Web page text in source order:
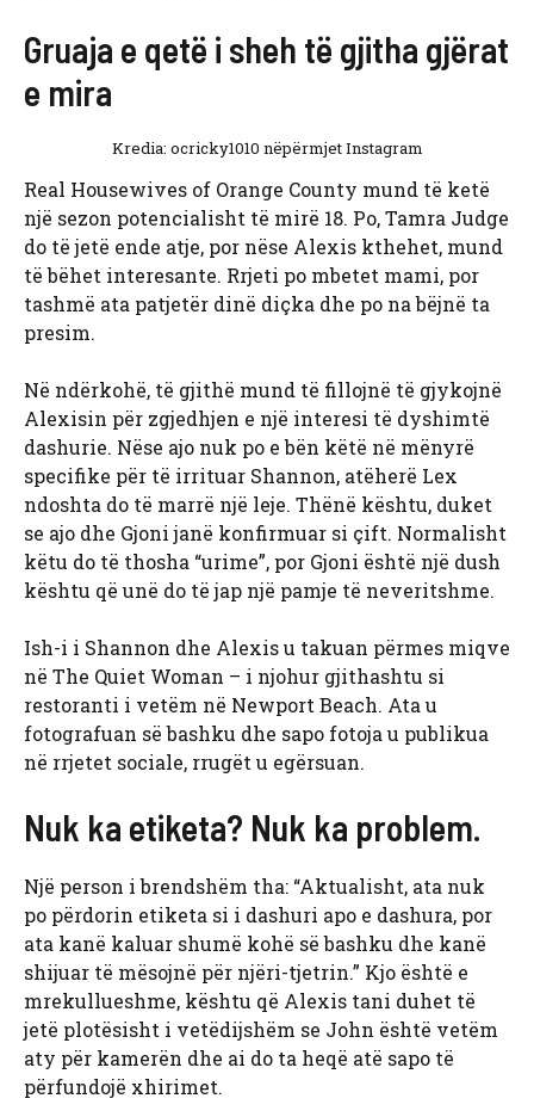
Gruaja e qetë i sheh të gjitha gjërat
e mira
Kredia: ocricky1010 nëpërmjet Instagram
Real Housewives of Orange County mund të ketë
një sezon potencialisht të mirë 18. Po, Tamra Judge
do të jetë ende atje, por nëse Alexis kthehet, mund
të bëhet interesante. Rrjeti po mbetet mami, por
tashmë ata patjetër dinë diçka dhe po na bëjnë ta
presim.
Në ndërkohë, të gjithë mund të fillojnë të gjykojnë
Alexisin për zgjedhjen e një interesi të dyshimtë
dashurie. Nëse ajo nuk po e bën këtë në mënyrë
specifike për të irrituar Shannon, atëherë Lex
ndoshta do të marrë një leje. Thënë kështu, duket
se ajo dhe Gjoni janë konfirmuar si çift. Normalisht
këtu do të thosha “urime”, por Gjoni është një dush
kështu që unë do të jap një pamje të neveritshme.
Ish-i i Shannon dhe Alexis u takuan përmes miqve
në The Quiet Woman – i njohur gjithashtu si
restoranti i vetëm në Newport Beach. Ata u
fotografuan së bashku dhe sapo fotoja u publikua
në rrjetet sociale, rrugët u egërsuan.
Nuk ka etiketa? Nuk ka problem.
Një person i brendshëm tha: “Aktualisht, ata nuk
po përdorin etiketa si i dashuri apo e dashura, por
ata kanë kaluar shumë kohë së bashku dhe kanë
shijuar të mësojnë për njëri-tjetrin.” Kjo është e
mrekullueshme, kështu që Alexis tani duhet të
jetë plotësisht i vetëdijshëm se John është vetëm
aty për kamerën dhe ai do ta heqë atë sapo të
përfundojë xhirimet.